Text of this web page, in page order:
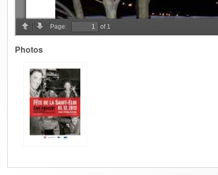
Photos